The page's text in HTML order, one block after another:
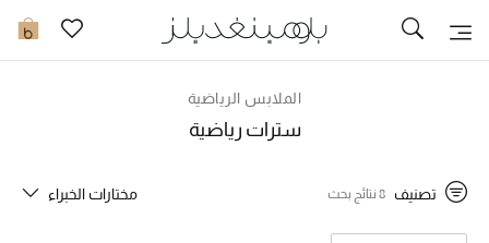
0 تخفيضات
مزيد من التخفيضات
الملابس الرياضية
سترات رياضية
تصنيف 8 نتائج بحث مختارات الخبراء